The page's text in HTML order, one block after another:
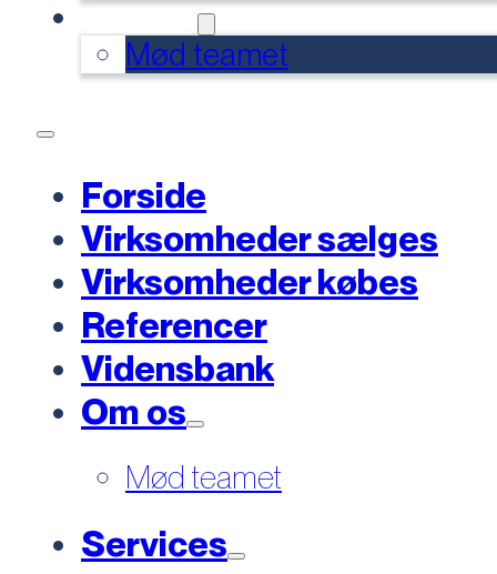
Mød teamet
Forside
Virksomheder sælges
Virksomheder købes
Referencer
Vidensbank
Om os
Mød teamet
Services